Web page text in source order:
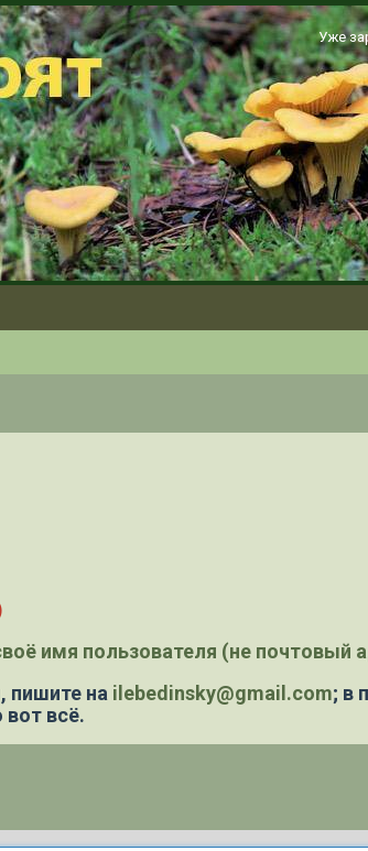
Уже
имя пользователя (не почтовый
пишите на ilebedinsky@gmail.com; в
всё.